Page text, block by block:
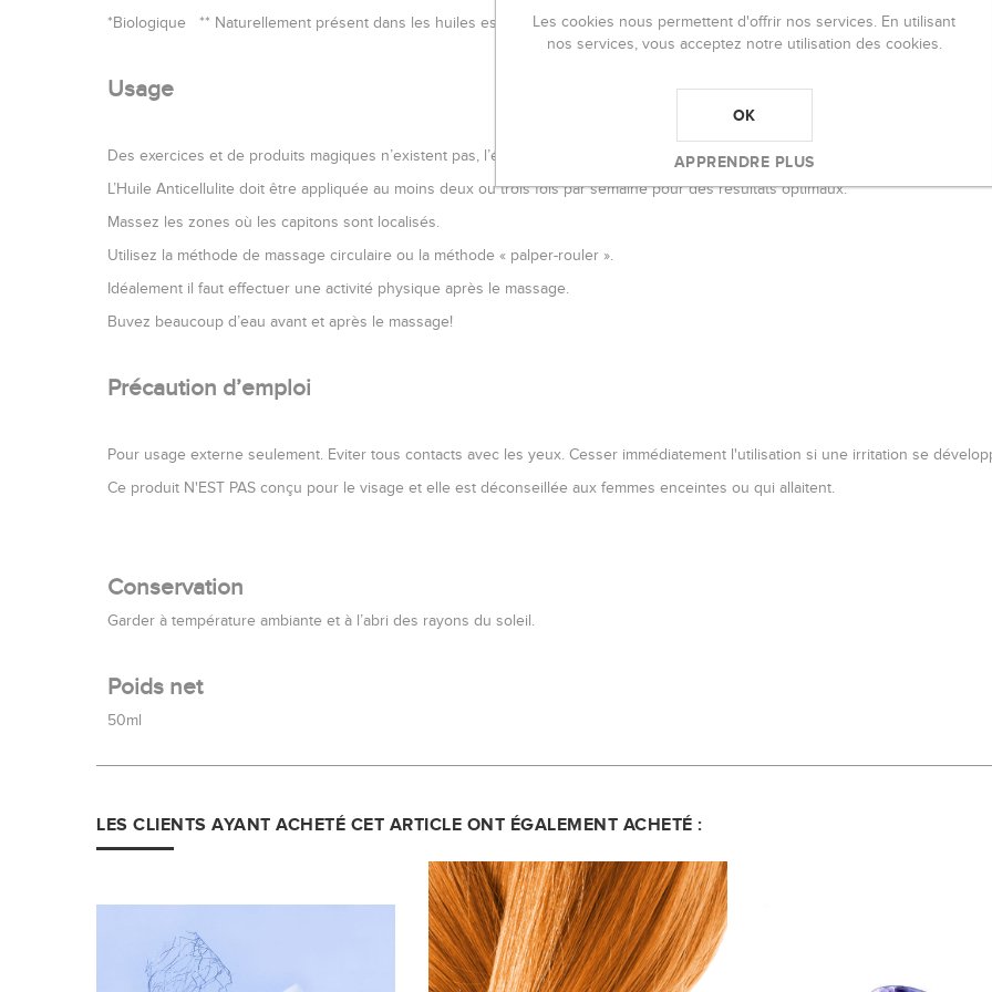
*Biologique ** Naturellement présent dans les huiles essentielles.
Usage
Des exercices et de produits magiques n’existent pas, l’élimination du tissu adipeux est un processus qui doit être exercé
L’Huile Anticellulite doit être appliquée au moins deux ou trois fois par semaine pour des résultats optimaux.
Massez les zones où les capitons sont localisés.
Utilisez la méthode de massage circulaire ou la méthode « palper-rouler ».
Idéalement il faut effectuer une activité physique après le massage.
Buvez beaucoup d’eau avant et après le massage!
Précaution d’emploi
Pour usage externe seulement. Eviter tous contacts avec les yeux. Cesser immédiatement l'utilisation si une irritation se
Ce produit N'EST PAS conçu pour le visage et elle est déconseillée aux femmes enceintes ou qui allaitent.
Conservation
Garder à température ambiante et à l’abri des rayons du soleil.
Poids net
50ml
LES CLIENTS AYANT ACHETÉ CET ARTICLE ONT ÉGALEMENT ACHETÉ :
Les cookies nous permettent d'offrir nos services. En utilisant
nos services, vous acceptez notre utilisation des cookies.
OK
APPRENDRE PLUS